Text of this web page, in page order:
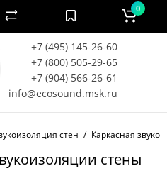
+7 (495) 145-26-60
+7 (800) 505-29-65
+7 (904) 566-26-61
info@ecosound.msk.ru
0
стен Каркасная
стены